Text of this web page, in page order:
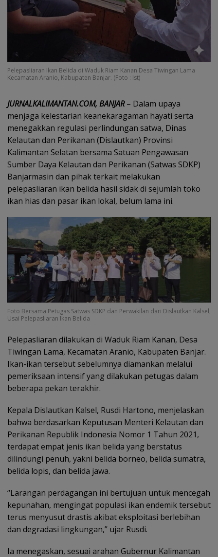
Pelepasliaran Ikan Belida di Waduk Riam Kanan Desa Tiwingan Lama
Kecamatan Aranio, Kabupaten Banjar. (Foto : Ist)
JURNALKALIMANTAN.COM, BANJAR– Dalam upaya
menjaga kelestarian keanekaragaman hayati serta
menegakkan regulasi perlindungan satwa, Dinas
Kelautan dan Perikanan (Dislautkan) Provinsi
Kalimantan Selatan bersama Satuan Pengawasan
Sumber Daya Kelautan dan Perikanan (Satwas SDKP)
Banjarmasin dan pihak terkait melakukan
pelepasliaran ikan belida hasil sidak di sejumlah toko
ikan hias dan pasar ikan lokal, belum lama ini.
Foto Bersama Petugas Satwas SDKP dan Perwakilan dari Dislautkan Kalsel,
Usai Pelepasliaran Ikan Belida
Pelepasliaran dilakukan di Waduk Riam Kanan, Desa
Tiwingan Lama, Kecamatan Aranio, Kabupaten Banjar.
Ikan-ikan tersebut sebelumnya diamankan melalui
pemeriksaan intensif yang dilakukan petugas dalam
beberapa pekan terakhir.
Kepala Dislautkan Kalsel, Rusdi Hartono, menjelaskan
bahwa berdasarkan Keputusan Menteri Kelautan dan
Perikanan Republik Indonesia Nomor 1 Tahun 2021,
terdapat empat jenis ikan belida yang berstatus
dilindungi penuh, yakni belida borneo, belida sumatra,
belida lopis, dan belida jawa.
“Larangan perdagangan ini bertujuan untuk mencegah
kepunahan, mengingat populasi ikan endemik tersebut
terus menyusut drastis akibat eksploitasi berlebihan
dan degradasi lingkungan,” ujar Rusdi.
Ia menegaskan, sesuai arahan Gubernur Kalimantan